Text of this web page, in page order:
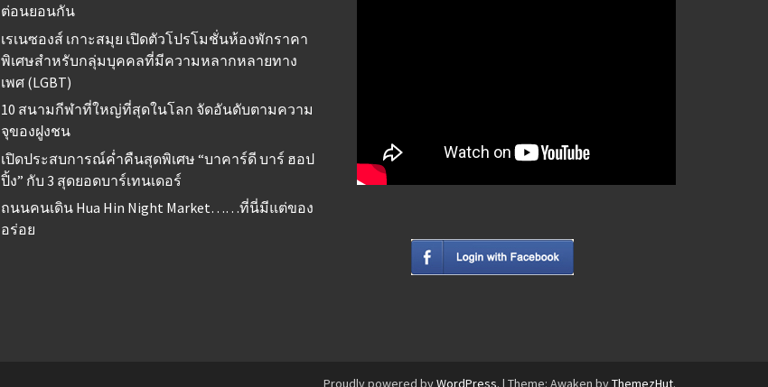
ต่อนยอนกัน
เรเนซองส์ เกาะสมุย เปิดตัวโปรโมชั่นห้องพักราคา
พิเศษสำหรับกลุ่มบุคคลที่มีความหลากหลายทาง
เพศ (LGBT)
10 สนามกีฬาที่ใหญ่ที่สุดในโลก จัดอันดับตามความ
จุของฝูงชน
เปิดประสบการณ์ค่ำคืนสุดพิเศษ “บาคาร์ดี บาร์ ฮอป
ปิ้ง” กับ 3 สุดยอดบาร์เทนเดอร์
ถนนคนเดิน Hua Hin Night Market……ที่นี่มีแต่ของ
อร่อย
Proudly powered byWordPress. | Theme: Awaken byThemezHut.